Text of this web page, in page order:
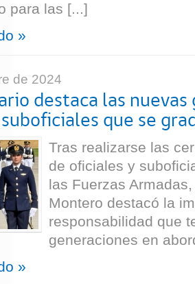
para las [...]
»
de 2024
destaca las
que se
Tras realizarse las
de oficiales y
las Fuerzas
Montero destacó la
responsabilidad que
generaciones en
»